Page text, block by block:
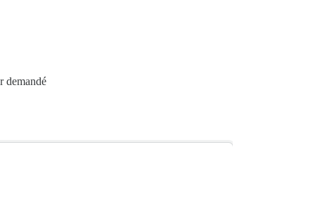
demandé